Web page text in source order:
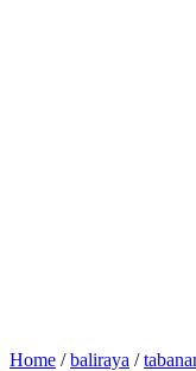
Home /baliraya /